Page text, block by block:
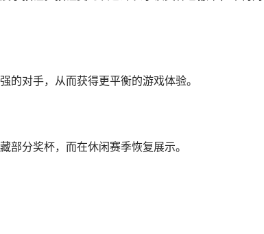
的对手，从而获得更平衡的游戏体验。
部分奖杯，而在休闲赛季恢复展示。